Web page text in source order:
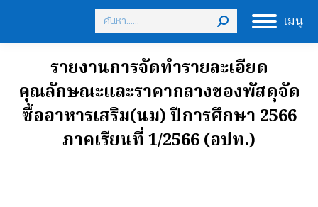
เมนู
Search:
รายงานการจัดทำรายละเอียด
คุณลักษณะและราคากลางของพัสดุจัด
ซื้ออาหารเสริม(นม) ปีการศึกษา 2566
ภาคเรียนที่ 1/2566 (อปท.)